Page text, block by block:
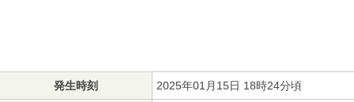
発生時刻 2025年01月15日 18時24分頃